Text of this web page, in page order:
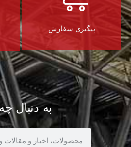
پیگیری سفارش
به دنبال